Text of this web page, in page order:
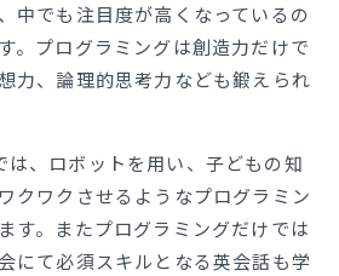
中でも注目度が高くなっているの
。プログラミングは創造力だけで
力、論理的思考力なども鍛えられ
は、ロボットを用い、子どもの知
クワクさせるようなプログラミン
す。またプログラミングだけでは
にて必須スキルとなる英会話も学